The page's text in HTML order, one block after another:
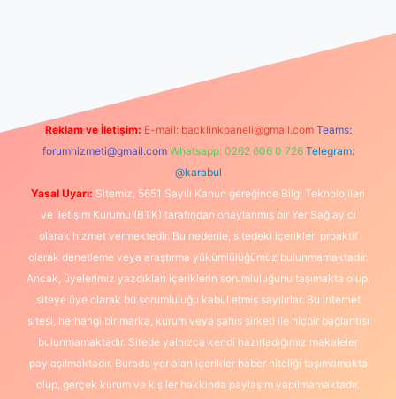
Reklam ve İletişim: E-mail: backlinkpaneli@gmail.com Teams:
forumhizmeti@gmail.com Whatsapp: 0262 606 0 726 Telegram:
@karabul
Yasal Uyarı: Sitemiz, 5651 Sayılı Kanun gereğince Bilgi Teknolojileri
ve İletişim Kurumu (BTK) tarafından onaylanmış bir Yer Sağlayıcı
olarak hizmet vermektedir. Bu nedenle, sitedeki içerikleri proaktif
olarak denetleme veya araştırma yükümlülüğümüz bulunmamaktadır.
Ancak, üyelerimiz yazdıkları içeriklerin sorumluluğunu taşımakta olup,
siteye üye olarak bu sorumluluğu kabul etmiş sayılırlar. Bu internet
sitesi, herhangi bir marka, kurum veya şahıs şirketi ile hiçbir bağlantısı
bulunmamaktadır. Sitede yalnızca kendi hazırladığımız makaleler
paylaşılmaktadır. Burada yer alan içerikler haber niteliği taşımamakta
olup, gerçek kurum ve kişiler hakkında paylaşım yapılmamaktadır.